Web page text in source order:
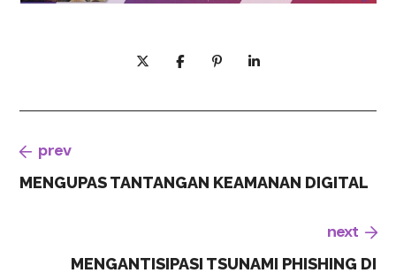
prev
MENGUPAS TANTANGAN KEAMANAN DIGITAL
next
MENGANTISIPASI TSUNAMI PHISHING DI